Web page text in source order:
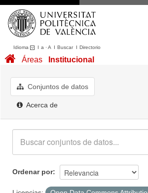
Idioma I a ·A I BuscarI Directorio
Conjuntos de datos
Acerca de
Áreas Institucional
Conjuntos de datos
Acerca de
Ordenar por